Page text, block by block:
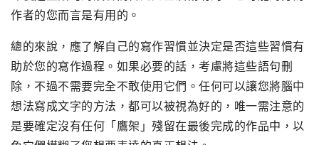
作者的您而言是有用的。
總的來說，應了解自己的寫作習慣並決定是否這些習慣有
助於您的寫作過程。如果必要的話，考慮將這些語句刪
除，不過不需要完全不敢使用它們。任何可以讓您將腦中
想法寫成文字的方法，都可以被視為好的，唯一需注意的
是要確定沒有任何「鷹架」殘留在最後完成的作品中，以